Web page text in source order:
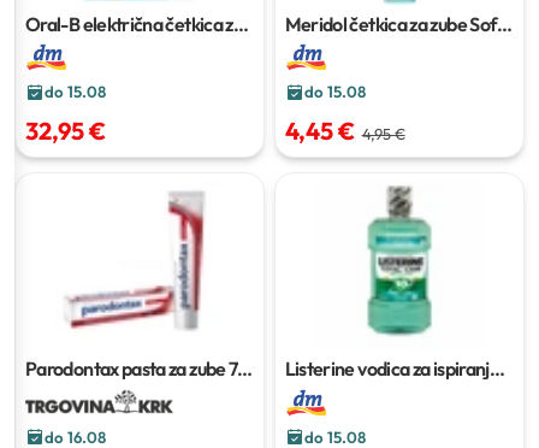
Oral-B električna četkica za
zube Pro Kids 3+ Spiderman
kom
do 15.08
32,95 €
Meridol četkica za zube Soft1
kom
do 15.08
4,45 € 4,95 €
Parodontax pasta za zube75
do 16.08
Listerine vodica za ispiranje
usta500 ml
do 15.08